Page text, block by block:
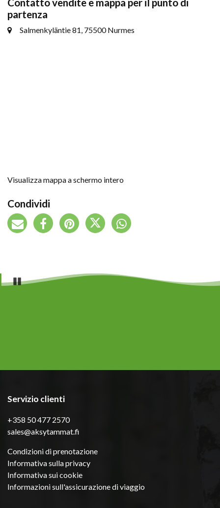
partenza
Salmenkyläntie 81, 75500 Nurmes
Visualizza mappa a schermo intero
Condividi
Pause
Servizio clienti
+358 50 477 2570
sales@aksytammat.fi
Condizioni di prenotazione
Informativa sulla privacy
Informativa sui cookie
Informazioni sull'assicurazione di viaggio